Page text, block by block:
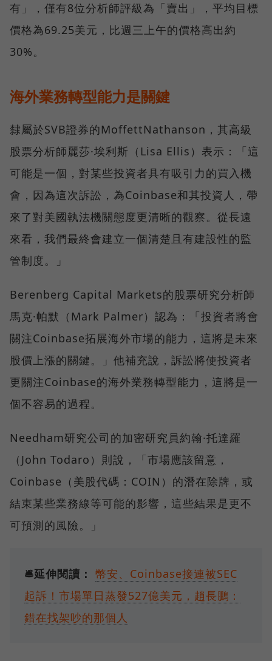
有」，僅有8位分析師評級為「賣出」，平均目標
價格為69.25美元，比週三上午的價格高出約
30%。
海外業務轉型能力是關鍵
隸屬於SVB證券的MoffettNathanson，其高級
股票分析師麗莎·埃利斯（Lisa Ellis）表示：「這
可能是一個，對某些投資者具有吸引力的買入機
會，因為這次訴訟，為Coinbase和其投資人，帶
來了對美國執法機關態度更清晰的觀察。從長遠
來看，我們最終會建立一個清楚且有建設性的監
管制度。」
Berenberg Capital Markets的股票研究分析師
馬克·帕默（Mark Palmer）認為：「投資者將會
關注Coinbase拓展海外市場的能力，這將是未來
股價上漲的關鍵。」他補充說，訴訟將使投資者
更關注Coinbase的海外業務轉型能力，這將是一
個不容易的過程。
Needham研究公司的加密研究員約翰·托達羅
（John Todaro）則說，「市場應該留意，
Coinbase（美股代碼：COIN）的潛在除牌，或
結束某些業務線等可能的影響，這些結果是更不
可預測的風險。」
🛎️延伸閱讀： 幣安、Coinbase接連被SEC
起訴！市場單日蒸發527億美元，趙長鵬：
錯在找架吵的那個人